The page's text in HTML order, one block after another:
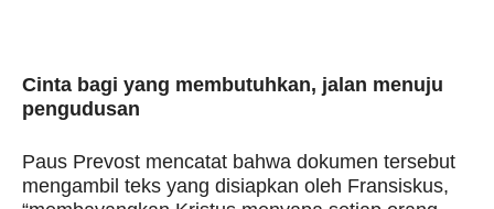
Cinta bagi yang membutuhkan, jalan menuju
pengudusan
Paus Prevost mencatat bahwa dokumen tersebut
mengambil teks yang disiapkan oleh Fransiskus,